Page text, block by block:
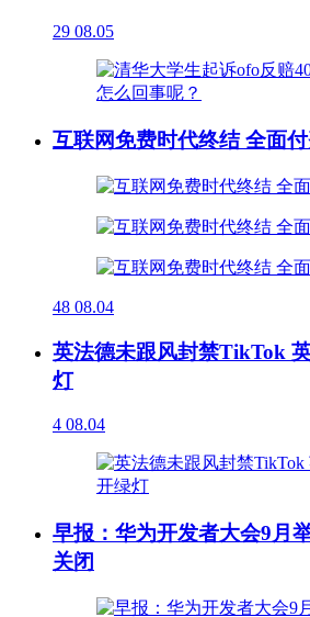
29 08.05
互联网免费时代终结 全面
48 08.04
英法德未跟风封禁TikTok
灯
4 08.04
早报：华为开发者大会9月
关闭